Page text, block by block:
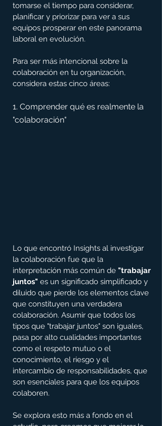
tomarse el tiempo para considerar,
planificar y priorizar para ver a sus
equipos prosperar en este panorama
laboral en evolución.
Para ser más intencional sobre la
colaboración en tu organización,
considera estas cinco áreas:
1. Comprender qué es realmente la
"colaboración"
Lo que encontró Insights al investigar
la colaboración fue que la
interpretación más común de "trabajar
juntos" es un significado simplificado y
diluido que pierde los elementos clave
que constituyen una verdadera
colaboración. Asumir que todos los
tipos que "trabajar juntos" son iguales,
pasa por alto cualidades importantes
como el respeto mutuo o el
conocimiento, el riesgo y el
intercambio de responsabilidades, que
son esenciales para que los equipos
colaboren.
Se explora esto más a fondo en el